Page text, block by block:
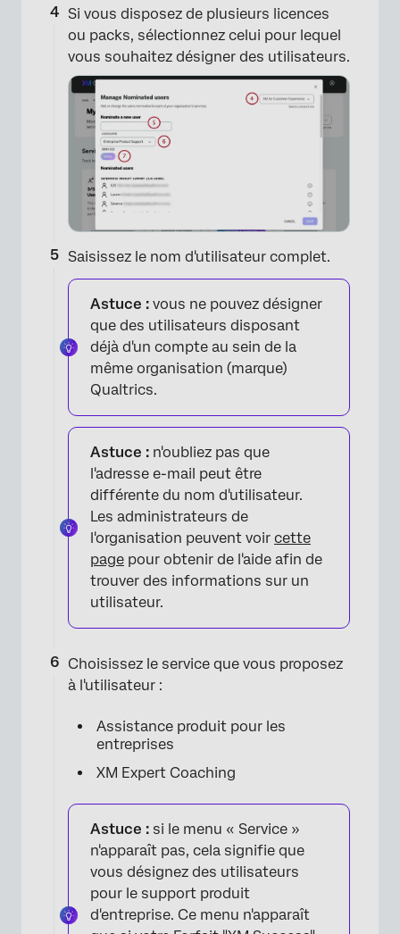
Si vous disposez de plusieurs licences
ou packs, sélectionnez celui pour lequel
vous souhaitez désigner des utilisateurs.
Saisissez le nom d'utilisateur complet.
Astuce : vous ne pouvez désigner
que des utilisateurs disposant
déjà d'un compte au sein de la
même organisation (marque)
Qualtrics.
Astuce : n'oubliez pas que
l'adresse e-mail peut être
différente du nom d'utilisateur.
Les administrateurs de
l'organisation peuvent voir cette
page pour obtenir de l'aide afin de
trouver des informations sur un
utilisateur.
Choisissez le service que vous proposez
à l'utilisateur :
Assistance produit pour les
entreprises
XM Expert Coaching
Astuce : si le menu « Service »
n'apparaît pas, cela signifie que
vous désignez des utilisateurs
pour le support produit
d'entreprise. Ce menu n'apparaît